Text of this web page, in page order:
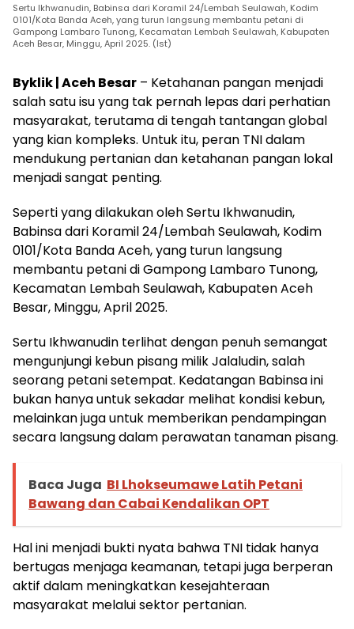
Sertu Ikhwanudin, Babinsa dari Koramil 24/Lembah Seulawah, Kodim
0101/Kota Banda Aceh, yang turun langsung membantu petani di
Gampong Lambaro Tunong, Kecamatan Lembah Seulawah, Kabupaten
Aceh Besar, Minggu, April 2025. (Ist)
Byklik | Aceh Besar – Ketahanan pangan menjadi
salah satu isu yang tak pernah lepas dari perhatian
masyarakat, terutama di tengah tantangan global
yang kian kompleks. Untuk itu, peran TNI dalam
mendukung pertanian dan ketahanan pangan lokal
menjadi sangat penting.
Seperti yang dilakukan oleh Sertu Ikhwanudin,
Babinsa dari Koramil 24/Lembah Seulawah, Kodim
0101/Kota Banda Aceh, yang turun langsung
membantu petani di Gampong Lambaro Tunong,
Kecamatan Lembah Seulawah, Kabupaten Aceh
Besar, Minggu, April 2025.
Sertu Ikhwanudin terlihat dengan penuh semangat
mengunjungi kebun pisang milik Jalaludin, salah
seorang petani setempat. Kedatangan Babinsa ini
bukan hanya untuk sekadar melihat kondisi kebun,
melainkan juga untuk memberikan pendampingan
secara langsung dalam perawatan tanaman pisang.
Baca Juga BI Lhokseumawe Latih Petani
Bawang dan Cabai Kendalikan OPT
Hal ini menjadi bukti nyata bahwa TNI tidak hanya
bertugas menjaga keamanan, tetapi juga berperan
aktif dalam meningkatkan kesejahteraan
masyarakat melalui sektor pertanian.